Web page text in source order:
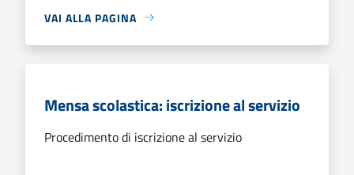
VAI ALLA PAGINA
Mensa scolastica: iscrizione al servizio
Procedimento di iscrizione al servizio